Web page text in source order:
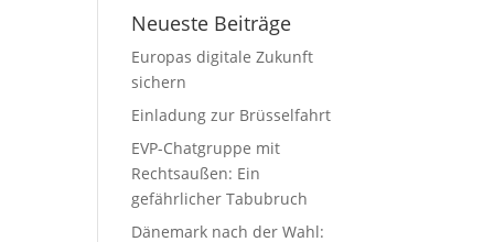
Neueste Beiträge
Europas digitale Zukunft
sichern
Einladung zur Brüsselfahrt
EVP-Chatgruppe mit
Rechtsaußen: Ein
gefährlicher Tabubruch
Dänemark nach der Wahl: